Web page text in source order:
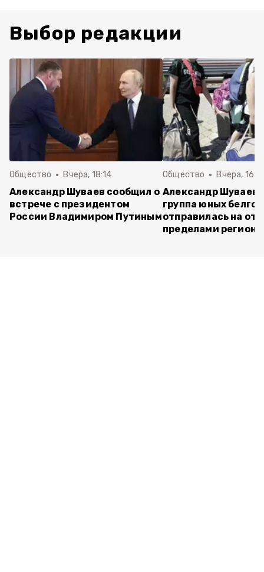
Выбор редакции
Общество Вчера, 18:14
Александр Шуваев сообщил о
встрече с президентом
России Владимиром Путиным
Общество Вчера,
Александр Шуваев:
группа юных
отправилась на
пределами региона